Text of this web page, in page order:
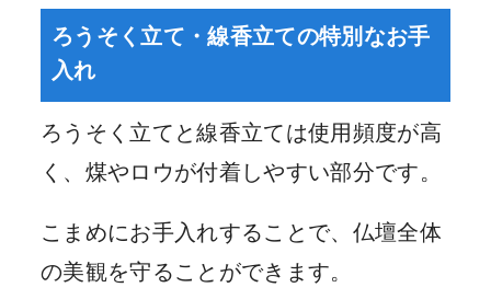
ろうそく立て・線香立ての特別なお手
入れ
ろうそく立てと線香立ては使用頻度が高
く、煤やロウが付着しやすい部分です。
こまめにお手入れすることで、仏壇全体
の美観を守ることができます。